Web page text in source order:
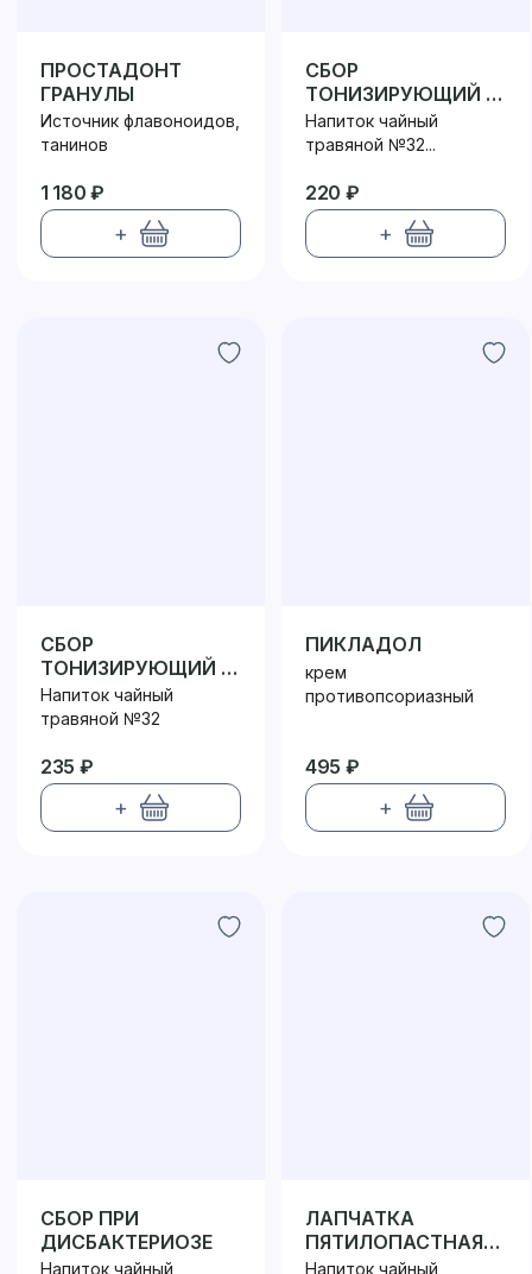
ПРОСТАДОНТ
ГРАНУЛЫ
Источник флавоноидов,
танинов
1 180 ₽
+
СБОР
ТОНИЗИРУЮЩИЙ И
ВИТАМИННЫЙ №32
ФИЛЬТР-ПАКЕТ
Напиток чайный
травяной №32...
220 ₽
+
СБОР
ТОНИЗИРУЮЩИЙ И
ВИТАМИННЫЙ
Напиток чайный
травяной №32
235 ₽
+
ПИКЛАДОЛ
крем
противопсориазный
495 ₽
+
СБОР ПРИ
ДИСБАКТЕРИОЗЕ
Напиток чайный
ЛАПЧАТКА
ПЯТИЛОПАСТНАЯ
(КУРИЛЬСКИЙ ЧАЙ)
Напиток чайный